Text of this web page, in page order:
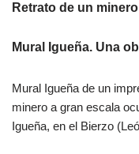
Retrato de un
Mural Igueña. Una
Mural Igueña de un
minero a gran escala
Igueña, en el Bierzo